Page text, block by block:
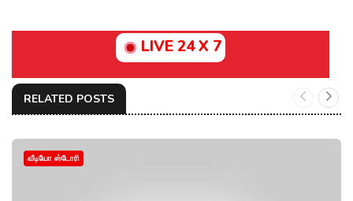
LIVE 24 X 7
RELATED POSTS
வீடியோ ஸ்டோரி